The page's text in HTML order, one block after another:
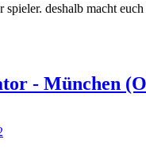
deshalb macht
- München